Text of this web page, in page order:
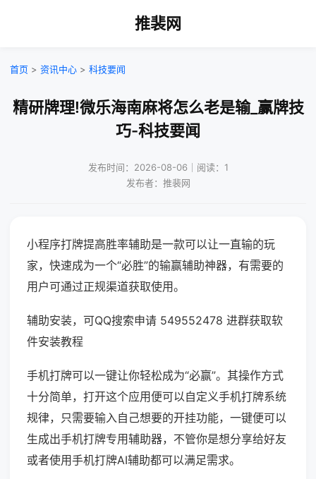
推裴网
首页 > 资讯中心 > 科技要闻
精研牌理!微乐海南麻将怎么老是输_赢牌技
巧-科技要闻
发布时间：2026-08-06｜阅读：1
发布者：推裴网
小程序打牌提高胜率辅助是一款可以让一直输的玩
家，快速成为一个“必胜”的输赢辅助神器，有需要的
用户可通过正规渠道获取使用。
辅助安装，可QQ搜索申请 549552478 进群获取软
件安装教程
手机打牌可以一键让你轻松成为“必赢”。其操作方式
十分简单，打开这个应用便可以自定义手机打牌系统
规律，只需要输入自己想要的开挂功能，一键便可以
生成出手机打牌专用辅助器，不管你是想分享给好友
或者使用手机打牌AI辅助都可以满足需求。